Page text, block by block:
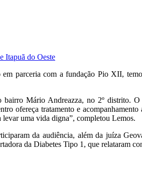
Itapuã do Oeste
parceria com a fundação Pio XII,
Mário Andreazza, no 2º distrito.
ofereça tratamento e
levar uma vida digna”, completou Lemos.
da audiência, além da juíza
da Diabetes Tipo 1, que relataram